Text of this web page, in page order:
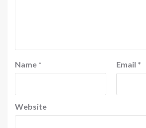
Name * Email *
Website